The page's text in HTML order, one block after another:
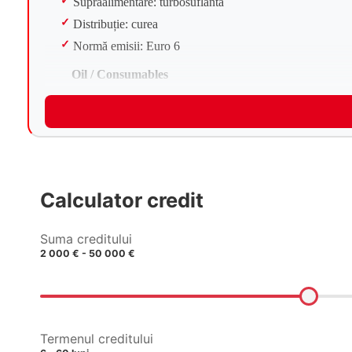
Distribuție: curea
Normă emisii: Euro 6
Oil / Consumables
Capacitate sistem răcire: ~10–11 L
Față: McPherson
Frâne spate: discuri
Calculator credit
Suma creditului
2 000 € - 50 000 €
Termenul creditului